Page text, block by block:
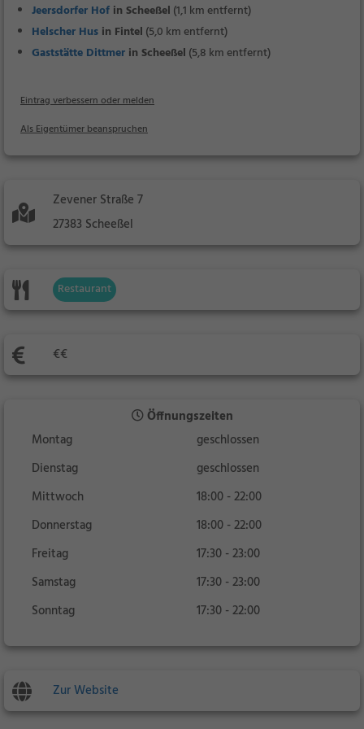
Jeersdorfer Hof in Scheeßel (1,1 km entfernt)
Helscher Hus in Fintel (5,0 km entfernt)
Gaststätte Dittmer in Scheeßel (5,8 km entfernt)
Eintrag verbessern oder melden
Als Eigentümer beanspruchen
Zevener Straße 7
27383 Scheeßel
Restaurant
€€
Öffnungszeiten
Montag
geschlossen
Dienstag
geschlossen
Mittwoch
18:00 - 22:00
Donnerstag
18:00 - 22:00
Freitag
17:30 - 23:00
Samstag
17:30 - 23:00
Sonntag
17:30 - 22:00
Zur Website